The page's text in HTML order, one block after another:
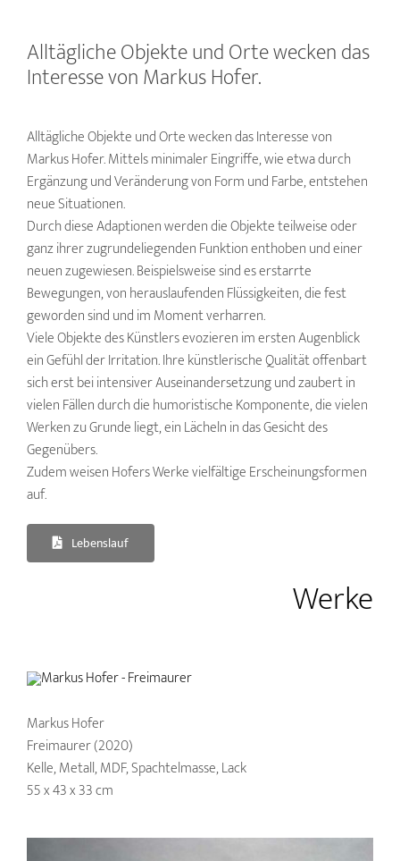
Alltägliche Objekte und Orte wecken das
Interesse von Markus Hofer.
Alltägliche Objekte und Orte wecken das Interesse von
Markus Hofer. Mittels minimaler Eingriffe, wie etwa durch
Ergänzung und Veränderung von Form und Farbe, entstehen
neue Situationen.
Durch diese Adaptionen werden die Objekte teilweise oder
ganz ihrer zugrundeliegenden Funktion enthoben und einer
neuen zugewiesen. Beispielsweise sind es erstarrte
Bewegungen, von herauslaufenden Flüssigkeiten, die fest
geworden sind und im Moment verharren.
Viele Objekte des Künstlers evozieren im ersten Augenblick
ein Gefühl der Irritation. Ihre künstlerische Qualität offenbart
sich erst bei intensiver Auseinandersetzung und zaubert in
vielen Fällen durch die humoristische Komponente, die vielen
Werken zu Grunde liegt, ein Lächeln in das Gesicht des
Gegenübers.
Zudem weisen Hofers Werke vielfältige Erscheinungsformen
auf.
Lebenslauf
Werke
Markus Hofer
Freimaurer (2020)
Kelle, Metall, MDF, Spachtelmasse, Lack
55 x 43 x 33 cm